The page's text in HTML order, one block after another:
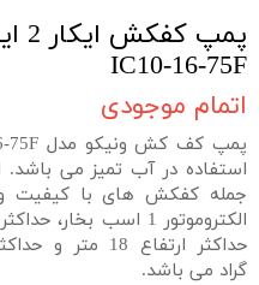
IC10-16-75F
اتمام موجودی
استفاده در آب تمیز می
جمله کفکش های با کیفیت
گراد می باشد.